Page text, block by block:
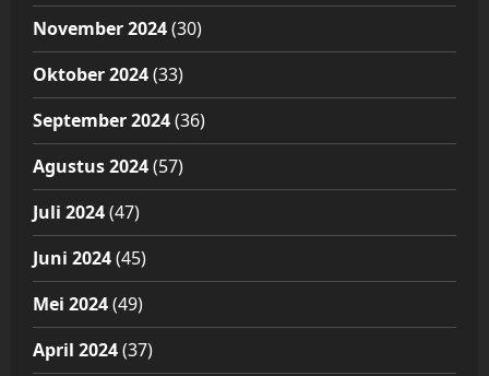
November 2024(30)
Oktober 2024(33)
September 2024(36)
Agustus 2024(57)
Juli 2024(47)
Juni 2024(45)
Mei 2024(49)
April 2024(37)